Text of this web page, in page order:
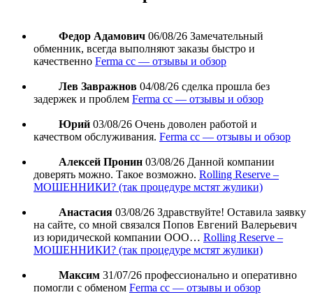
Федор Адамович 06/08/26 Замечательный
обменник, всегда выполняют заказы быстро и
качественно Ferma cc — отзывы и обзор
Лев Завражнов 04/08/26 сделка прошла без
задержек и проблем Ferma cc — отзывы и обзор
Юрий 03/08/26 Очень доволен работой и
качеством обслуживания. Ferma cc — отзывы и обзор
Алексей Пронин 03/08/26 Данной компании
доверять можно. Такое возможно. Rolling Reserve –
МОШЕННИКИ? (так процедуре мстят жулики)
Анастасия 03/08/26 Здравствуйте! Оставила заявку
на сайте, со мной связался Попов Евгений Валерьевич
из юридической компании ООО… Rolling Reserve –
МОШЕННИКИ? (так процедуре мстят жулики)
Максим 31/07/26 профессионально и оперативно
помогли с обменом Ferma cc — отзывы и обзор